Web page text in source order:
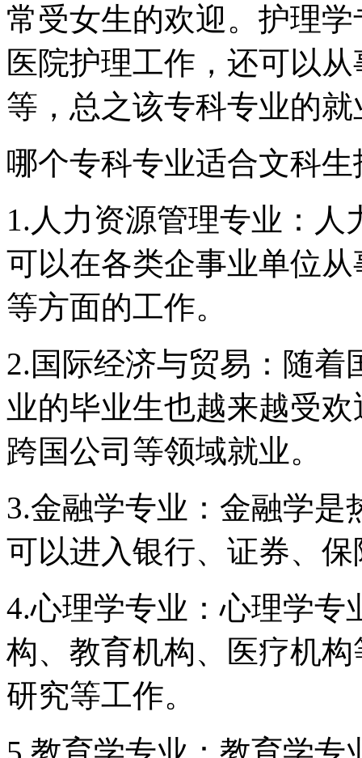
常受女生的欢迎。护理
医院护理工作，还可以
等，总之该专科专业的
哪个专科专业适合文科生
1.人力资源管理专业：
可以在各类企事业单位
等方面的工作。
2.国际经济与贸易：随
业的毕业生也越来越受
跨国公司等领域就业。
3.金融学专业：金融学
可以进入银行、证券、
4.心理学专业：心理学专
构、教育机构、医疗机
研究等工作。